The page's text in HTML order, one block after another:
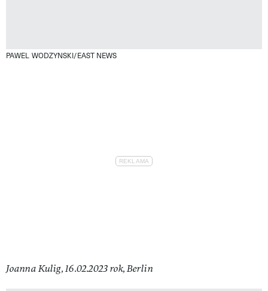
PAWEL WODZYNSKI/EAST NEWS
Joanna Kulig, 16.02.2023 rok, Berlin